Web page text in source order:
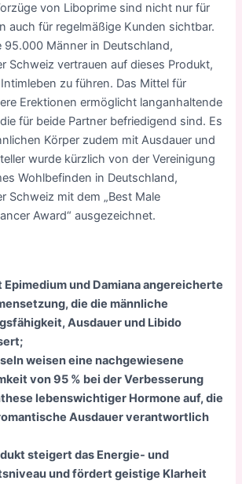
von Liboprime sind nicht nur für
auch für regelmäßige Kunden sichtbar.
95.000 Männer in Deutschland,
Schweiz vertrauen auf dieses Produkt,
zu führen. Das Mittel für
Erektionen ermöglicht langanhaltende
für beide Partner befriedigend sind. Es
Körper zudem mit Ausdauer und
wurde kürzlich von der Vereinigung
Wohlbefinden in Deutschland,
Schweiz mit dem „Best Male
Award“ ausgezeichnet.
Epimedium und Damiana angereicherte
die die männliche
Ausdauer und Libido
weisen eine nachgewiesene
von 95 % bei der Verbesserung
lebenswichtiger Hormone auf, die
Ausdauer verantwortlich
steigert das Energie- und
und fördert geistige Klarheit